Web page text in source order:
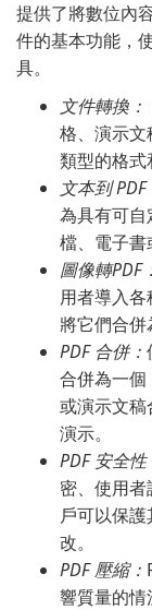
提供了將數位內
件的基本功能，
具。
文件轉換：
格、演示文
類型的格式
文本到 PDF
為具有可自
檔、電子書
圖像轉PDF
用者導入各
將它們合併
PDF 合併：
合併為一個
或演示文稿
演示。
PDF 安全性
密、使用
戶可以保
改。
PDF 壓縮：
響質量的情